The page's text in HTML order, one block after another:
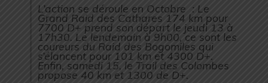
L’action se déroule en Octobre : Le
Grand Raid des Cathares 174 km pour
7700 D+ prend son départ le jeudi 13 à
17h30. Le lendemain à 9h00, ce sont les
coureurs du Raid des Bogomiles qui
s’élancent pour 101 km et 4300 D+.
Enfin, samedi 15, le Trail des Colombes
propose 40 km et 1300 de D+.